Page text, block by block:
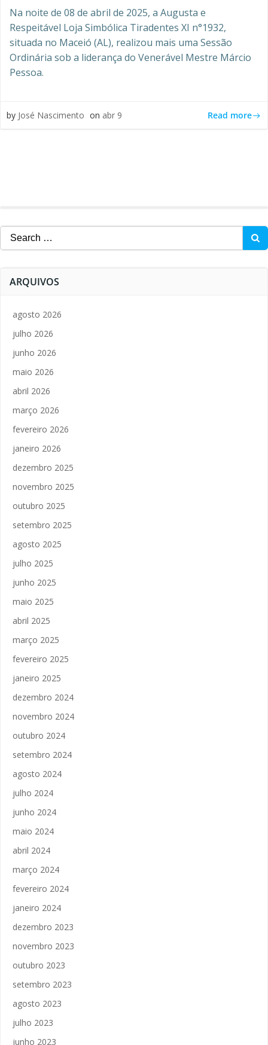
Na noite de 08 de abril de 2025, a Augusta e
Respeitável Loja Simbólica Tiradentes XI n°1932,
situada no Maceió (AL), realizou mais uma Sessão
Ordinária sob a liderança do Venerável Mestre Márcio
Pessoa.
by José Nascimento on abr 9 Read more
Search
for:
ARQUIVOS
agosto 2026
julho 2026
junho 2026
maio 2026
abril 2026
março 2026
fevereiro 2026
janeiro 2026
dezembro 2025
novembro 2025
outubro 2025
setembro 2025
agosto 2025
julho 2025
junho 2025
maio 2025
abril 2025
março 2025
fevereiro 2025
janeiro 2025
dezembro 2024
novembro 2024
outubro 2024
setembro 2024
agosto 2024
julho 2024
junho 2024
maio 2024
abril 2024
março 2024
fevereiro 2024
janeiro 2024
dezembro 2023
novembro 2023
outubro 2023
setembro 2023
agosto 2023
julho 2023
junho 2023